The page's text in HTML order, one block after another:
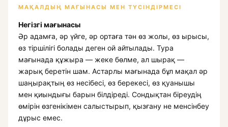
МАҚАЛДЫҢ МАҒЫНАСЫ МЕН ТҮСІНДІРМЕСІ
Негізгі мағынасы
Әр адамға, әр үйге, әр ортаға тән өз жолы, өз ырысы,
өз тіршілігі болады деген ой айтылады. Тура
мағынада құжыра — жеке бөлме, ал шырақ —
жарық беретін шам. Астарлы мағынада бұл мақал әр
шаңырақтың өз несібесі, өз берекесі, өз қуанышы
мен қиындығы барын білдіреді. Сондықтан біреудің
өмірін өзгенікімен салыстырып, қызғану не менсінбеу
дұрыс емес.